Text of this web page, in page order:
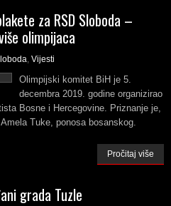
za RSD Sloboda –
olimpijaca
, Vijesti
Olimpijski komitet BiH je 5.
decembra 2019. godine organizirao
Bosne i Hercegovine. Priznanje je,
Tuke, ponosa bosanskog.
Pročitaj više
grada Tuzle